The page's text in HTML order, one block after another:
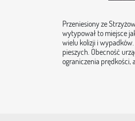
Przeniesiony ze
wytypował to miejsce
wielu kolizji i
pieszych. Obecność
ograniczenia